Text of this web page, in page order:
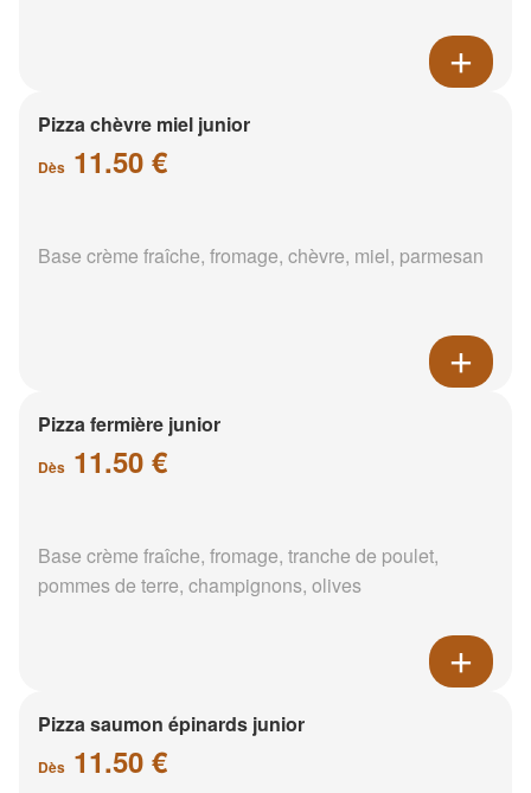
Pizza chèvre miel junior
Dès 11.50 €
Base crème fraîche, fromage, chèvre, miel, parmesan
Pizza fermière junior
Dès 11.50 €
Base crème fraîche, fromage, tranche de poulet,
pommes de terre, champignons, olives
Pizza saumon épinards junior
Dès 11.50 €